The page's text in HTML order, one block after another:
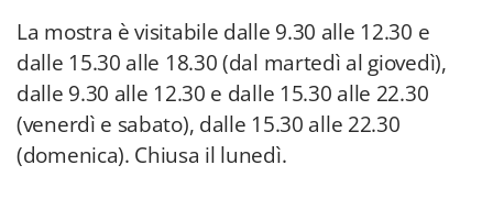
La mostra è visitabile dalle 9.30 alle 12.30 e
dalle 15.30 alle 18.30 (dal martedì al giovedì),
dalle 9.30 alle 12.30 e dalle 15.30 alle 22.30
(venerdì e sabato), dalle 15.30 alle 22.30
(domenica). Chiusa il lunedì.